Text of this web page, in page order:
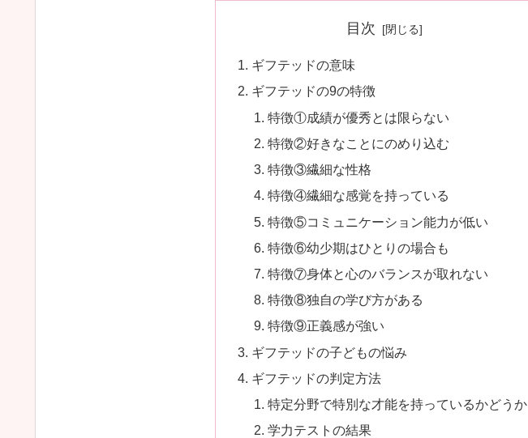
目次
ギフテッドの意味
ギフテッドの9の特徴
特徴①成績が優秀とは限らない
特徴②好きなことにのめり込む
特徴③繊細な性格
特徴④繊細な感覚を持っている
特徴⑤コミュニケーション能力が低い
特徴⑥幼少期はひとりの場合も
特徴⑦身体と心のバランスが取れない
特徴⑧独自の学び方がある
特徴⑨正義感が強い
ギフテッドの子どもの悩み
ギフテッドの判定方法
特定分野で特別な才能を持っているかどうか
学力テストの結果